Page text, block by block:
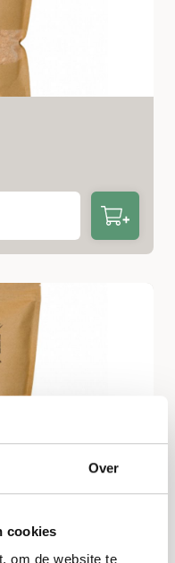
Over
cookies
om de website te